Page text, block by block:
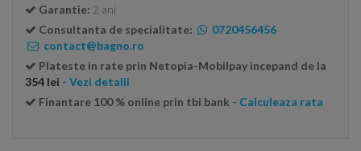
Garantie: 2 ani
Consultanta de specialitate:
0720456456
contact@bagno.ro
Plateste in rate prin Netopia-Mobilpay incepand de la
354 lei - Vezi detalii
Finantare 100 % online prin tbi bank - Calculeaza rata